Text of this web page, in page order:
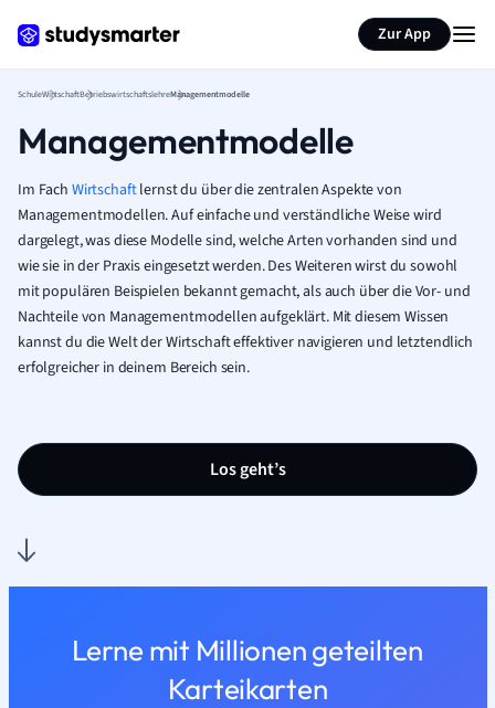
Zur App
SchuleWirtschaftBetriebswirtschaftslehreManagementmodelle
Managementmodelle
Im Fach Wirtschaftlernst du über die zentralen Aspekte von
Managementmodellen. Auf einfache und verständliche Weise wird
dargelegt, was diese Modelle sind, welche Arten vorhanden sind und
wie sie in der Praxis eingesetzt werden. Des Weiteren wirst du sowohl
mit populären Beispielen bekannt gemacht, als auch über die Vor- und
Nachteile von Managementmodellen aufgeklärt. Mit diesem Wissen
kannst du die Welt der Wirtschaft effektiver navigieren und letztendlich
erfolgreicher in deinem Bereich sein.
Los geht’s
Lerne mit Millionen geteilten
Karteikarten
Seite zusammenfassen